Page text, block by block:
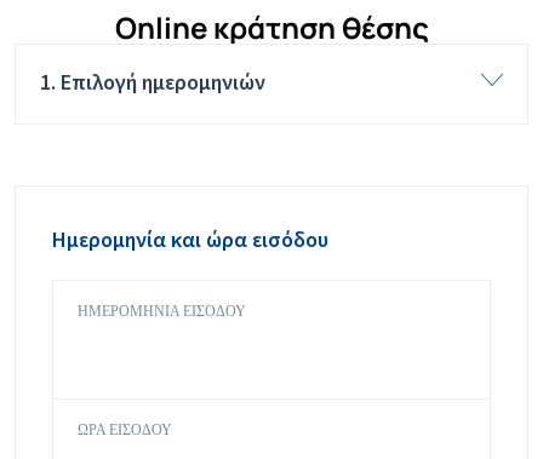
Online κράτηση θέσης
1. Επιλογή ημερομηνιών
Ημερομηνία και ώρα εισόδου
ΗΜΕΡΟΜΗΝΊΑ ΕΙΣΌΔΟΥ
ΏΡΑ ΕΙΣΌΔΟΥ